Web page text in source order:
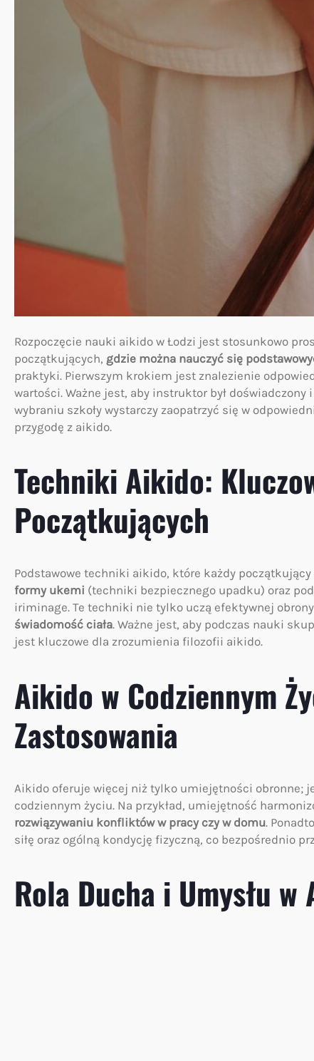
Rozpoczęcie nauki aikido w Łodzi jest stosunkowo
początkujących, gdzie można nauczyć się
praktyki. Pierwszym krokiem jest znalezienie
wartości. Ważne jest, aby instruktor był
wybraniu szkoły wystarczy zaopatrzyć się w
przygodę z aikido.
Techniki Aikido:
Początkujących
Podstawowe techniki aikido, które każdy
formy ukemi (techniki bezpiecznego upadku) oraz
iriminage. Te techniki nie tylko uczą efektywnej
świadomość ciała. Ważne jest, aby podczas nauki
jest kluczowe dla zrozumienia filozofii aikido.
Aikido w Codziennym
Zastosowania
Aikido oferuje więcej niż tylko umiejętności obronne;
codziennym życiu. Na przykład, umiejętność
rozwiązywaniu konfliktów w pracy czy w domu.
siłę oraz ogólną kondycję fizyczną, co bezpośrednio
Rola Ducha i Umysłu w